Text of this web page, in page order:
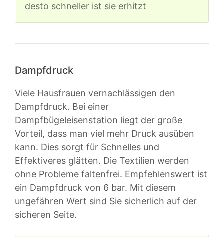
desto schneller ist sie erhitzt
Dampfdruck
Viele Hausfrauen vernachlässigen den
Dampfdruck. Bei einer
Dampfbügeleisenstation liegt der große
Vorteil, dass man viel mehr Druck ausüben
kann. Dies sorgt für Schnelles und
Effektiveres glätten. Die Textilien werden
ohne Probleme faltenfrei. Empfehlenswert ist
ein Dampfdruck von 6 bar. Mit diesem
ungefähren Wert sind Sie sicherlich auf der
sicheren Seite.